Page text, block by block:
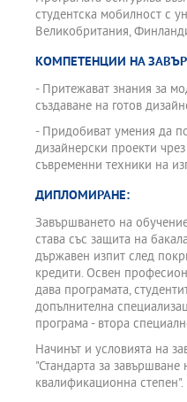
студентска мобилност с
Великобритания,
КОМПЕТЕНЦИИ НА
- Притежават знания за
създаване на готов
- Придобиват умения да
дизайнерски проекти
съвременни техники на
ДИПЛОМИРАНЕ:
Завършването на
става със защита на
държавен изпит след
кредити. Освен
дава програмата,
допълнителна
програма - втора
Начинът и условията на
"Стандарта за завършване
квалификационна степен".